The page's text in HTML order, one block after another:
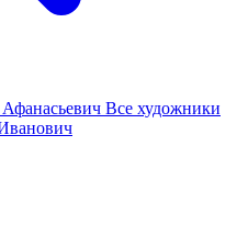
Все художники